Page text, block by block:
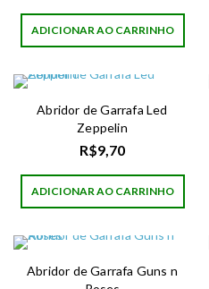
ADICIONAR AO CARRINHO
Abridor de Garrafa Led
Zeppelin
R$9,70
ADICIONAR AO CARRINHO
Abridor de Garrafa Guns n